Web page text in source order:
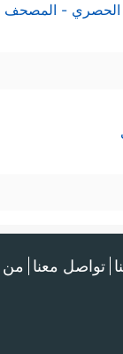
الحصري - المصحف
تواصل معنا من